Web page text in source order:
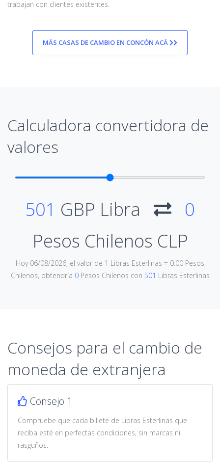
trabajan con clientes existentes.
MÁS CASAS DE CAMBIO EN CONCÓN ACÁ
Calculadora convertidora de
valores
501 GBP Libra
0
Pesos Chilenos CLP
Hoy 06/08/2026, el valor de 1 Libras Esterlinas = 0.00 Pesos
Chilenos, obtendría 0Pesos Chilenos con 501 Libras Esterlinas
Consejos para el cambio de
moneda de extranjera
Consejo 1
Compruebe que cada billete de Libras Esterlinas que
reciba esté en perfectas condiciones, sin marcas ni
rasguños.